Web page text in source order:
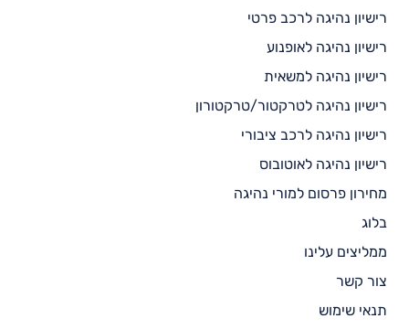
רישיון נהיגה לרכב פרטי
רישיון נהיגה לאופנוע
רישיון נהיגה למשאית
רישיון נהיגה לטרקטור/טרקטורון
רישיון נהיגה לרכב ציבורי
רישיון נהיגה לאוטובוס
מחירון פרסום למורי נהיגה
בלוג
ממליצים עלינו
צור קשר
תנאי שימוש